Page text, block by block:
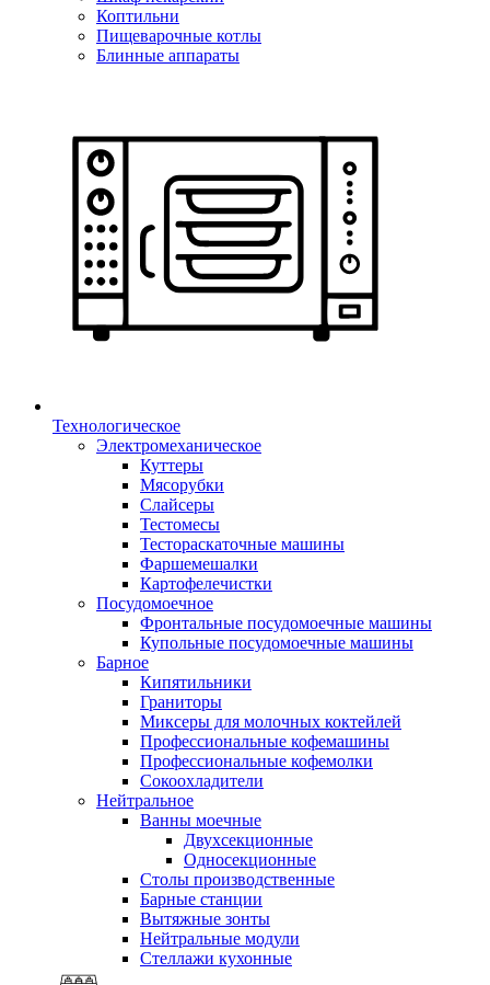
Коптильни
Пищеварочные котлы
Блинные аппараты
Технологическое
Электромеханическое
Куттеры
Мясорубки
Слайсеры
Тестомесы
Тестораскаточные машины
Фаршемешалки
Картофелечистки
Посудомоечное
Фронтальные посудомоечные машины
Купольные посудомоечные машины
Барное
Кипятильники
Граниторы
Миксеры для молочных коктейлей
Профессиональные кофемашины
Профессиональные кофемолки
Сокоохладители
Нейтральное
Ванны моечные
Двухсекционные
Односекционные
Столы производственные
Барные станции
Вытяжные зонты
Нейтральные модули
Стеллажи кухонные